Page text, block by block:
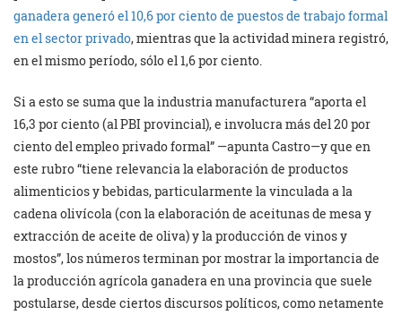
ganadera generó el 10,6 por ciento de puestos de trabajo formal
en el sector privado, mientras que la actividad minera registró,
en el mismo período, sólo el 1,6 por ciento.
Si a esto se suma que la industria manufacturera “aporta el
16,3 por ciento (al PBI provincial), e involucra más del 20 por
ciento del empleo privado formal” —apunta Castro—y que en
este rubro “tiene relevancia la elaboración de productos
alimenticios y bebidas, particularmente la vinculada a la
cadena olivícola (con la elaboración de aceitunas de mesa y
extracción de aceite de oliva) y la producción de vinos y
mostos”, los números terminan por mostrar la importancia de
la producción agrícola ganadera en una provincia que suele
postularse, desde ciertos discursos políticos, como netamente